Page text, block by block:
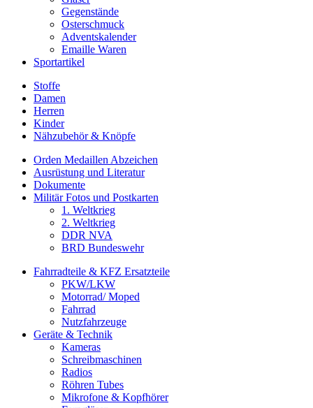
Gegenstände
Osterschmuck
Adventskalender
Emaille Waren
Sportartikel
Stoffe
Damen
Herren
Kinder
Nähzubehör & Knöpfe
Orden Medaillen Abzeichen
Ausrüstung und Literatur
Dokumente
Militär Fotos und Postkarten
1. Weltkrieg
2. Weltkrieg
DDR NVA
BRD Bundeswehr
Fahrradteile & KFZ Ersatzteile
PKW/LKW
Motorrad/ Moped
Fahrrad
Nutzfahrzeuge
Geräte & Technik
Kameras
Schreibmaschinen
Radios
Röhren Tubes
Mikrofone & Kopfhörer